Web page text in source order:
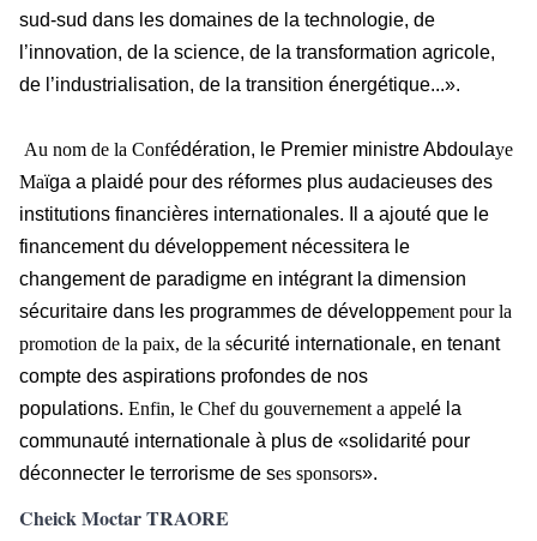
sud-sud dans les domaines de la technologie, de
l’innovation, de la science, de la transformation agricole,
de l’industrialisation, de la transition énergétique...».
Au nom de la Confédération, le Premier ministre Abdoulaye
Maïga a plaidé pour des réformes plus audacieuses des
institutions financières internationales. Il a ajouté que le
financement du développement nécessitera le
changement de paradigme en intégrant la dimension
sécuritaire dans les programmes de développement pour la
promotion de la paix, de la sécurité internationale, en tenant
compte des aspirations profondes de nos
populations. Enfin, le Chef du gouvernement a appelé la
communauté internationale à plus de «solidarité pour
déconnecter le terrorisme de ses sponsors».
Cheick Moctar TRAORE